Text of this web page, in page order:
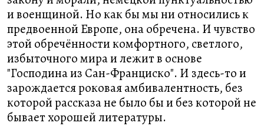
и военщиной. Но как бы мы ни относились к
предвоенной Европе, она обречена. И чувство
этой обречённости комфортного, светлого,
избыточного мира и лежит в основе
"Господина из Сан-Франциско". И здесь-то и
зарождается роковая амбивалентность, без
которой рассказа не было бы и без которой не
бывает хорошей литературы.